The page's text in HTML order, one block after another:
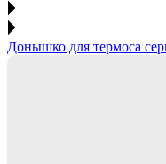
Донышко для термоса